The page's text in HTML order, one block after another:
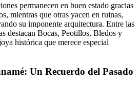
permanecen en buen estado gracias
mientras que otras yacen en ruinas,
su imponente arquitectura. Entre las
destacan Bocas, Peotillos, Bledos y
histórica que merece especial
Un Recuerdo del Pasado